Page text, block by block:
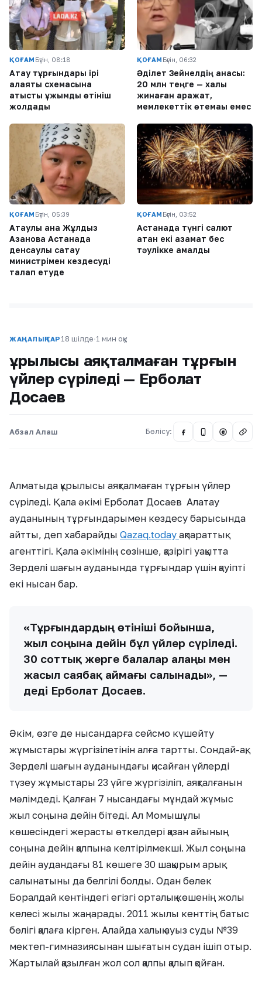
ҚОҒАМ Бүгін, 08:18
Ақтау тұрғындары ірі
алаяқтық схемасына
қатысты ұжымдық өтініш
жолдады
ҚОҒАМ Бүгін, 06:32
Әділет Зейнелдің анасы:
20 млн теңге — халық
жинаған қаражат,
мемлекеттік өтемақы емес
ҚОҒАМ Бүгін, 05:39
Ақтаулық ана Жұлдыз
Азанова Астанада
денсаулық сақтау
министрімен кездесуді
талап етуде
ҚОҒАМ Бүгін, 03:52
Астанада түнгі салют
атқан екі азамат бес
тәулікке қамалды
ЖАҢАЛЫҚТАР 18 шілде·1 мин оқу
Құрылысы аяқталмаған тұрғын
үйлер сүріледі — Ерболат
Досаев
Абзал Алаш Бөлісу: @
Алматыда құрылысы аяқталмаған тұрғын үйлер
сүріледі. Қала әкімі Ерболат Досаев Алатау
ауданының тұрғындарымен кездесу барысында
айтты, деп хабарайды Qazaq.today ақпараттық
агенттігі. Қала әкімінің сөзінше, қазірігі уақытта
Зерделі шағын ауданында тұрғындар үшін қауіпті
екі нысан бар.
«Тұрғындардың өтініші бойынша,
жыл соңына дейін бұл үйлер сүріледі.
30 соттық жерге балалар алаңы мен
жасыл саябақ аймағы салынады», —
деді Ерболат Досаев.
Әкім, өзге де нысандарға сейсмо күшейту
жұмыстары жүргізілетінін алға тартты. Сондай-ақ,
Зерделі шағын ауданындағы қисайған үйлерді
түзеу жұмыстары 23 үйге жүргізіліп, аяқталғанын
мәлімдеді. Қалған 7 нысандағы мұндай жұмыс
жыл соңына дейін бітеді. Ал Момышұлы
көшесіндегі жерасты өткелдері қазан айының
соңына дейін қалпына келтірілмекші. Жыл соңына
дейін аудандағы 81 көшеге 30 шақырым арық
салынатыны да белгілі болды. Одан бөлек
Боралдай кентіндегі егізгі орталық көшенің жолы
келесі жылы жаңарады. 2011 жылы кенттің батыс
бөлігі қалаға кірген. Алайда халық ауыз суды №39
мектеп-гимназиясынан шығатын судан ішіп отыр.
Жартылай қазылған жол сол қалпы қалып қойған.